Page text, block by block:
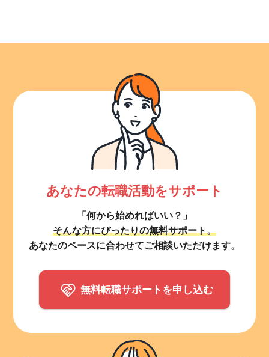
あなたの転職活動をサポート
「何から始めればいい？」
そんな方にぴったりの無料サポート。
あなたのペースに合わせてご相談いただけます。
無料転職サポートを申し込む